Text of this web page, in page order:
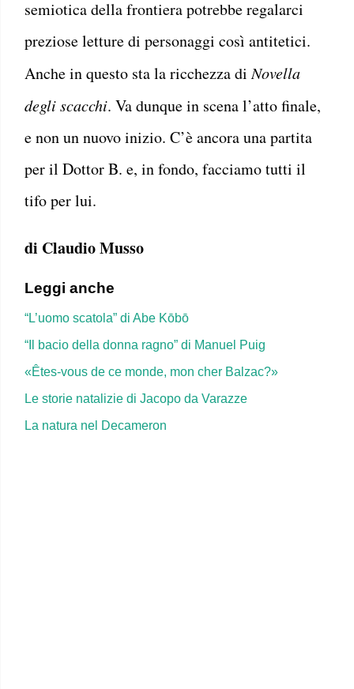
semiotica della frontiera potrebbe regalarci
preziose letture di personaggi così antitetici.
Anche in questo sta la ricchezza diNovella
degli scacchi. Va dunque in scena l’atto finale,
e non un nuovo inizio. C’è ancora una partita
per il Dottor B. e, in fondo, facciamo tutti il
tifo per lui.
di Claudio Musso
Leggi anche
“L’uomo scatola” di Abe Kōbō
“Il bacio della donna ragno” di Manuel Puig
«Êtes-vous de ce monde, mon cher Balzac?»
Le storie natalizie di Jacopo da Varazze
La natura nel Decameron